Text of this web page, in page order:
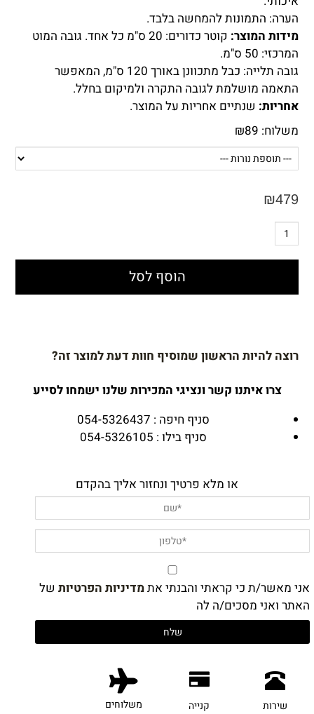
הערה: התמונות להמחשה בלבד.
מידות המוצר:
קוטר כדורים: 20 ס"מ כל אחד. גובה המוט
המרכזי: 50 ס"מ.
גובה תלייה: כבל מתכוונן באורך 120 ס"מ, המאפשר
התאמה מושלמת לגובה התקרה ולמיקום בחלל.
אחריות: שנתיים אחריות על המוצר.
משלוח:
₪89
₪479
הוסף לסל
רוצה להיות הראשון שמוסיף חוות דעת למוצר זה?
צרו איתנו קשר ונציגי המכירות שלנו ישמחו לסייע
סניף חיפה : 054-5326437
סניף בילו : 054-5326105
או מלא פרטיך ונחזור אליך בהקדם
אני מאשר/ת כי קראתי והבנתי אתמדיניות הפרטיות של
האתר ואני מסכים/ה לה
שירות
קנייה
משלוחים